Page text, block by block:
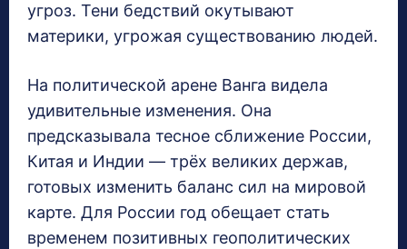
угроз. Тени бедствий окутывают
материки, угрожая существованию людей.
На политической арене Ванга видела
удивительные изменения. Она
предсказывала тесное сближение России,
Китая и Индии — трёх великих держав,
готовых изменить баланс сил на мировой
карте. Для России год обещает стать
временем позитивных геополитических